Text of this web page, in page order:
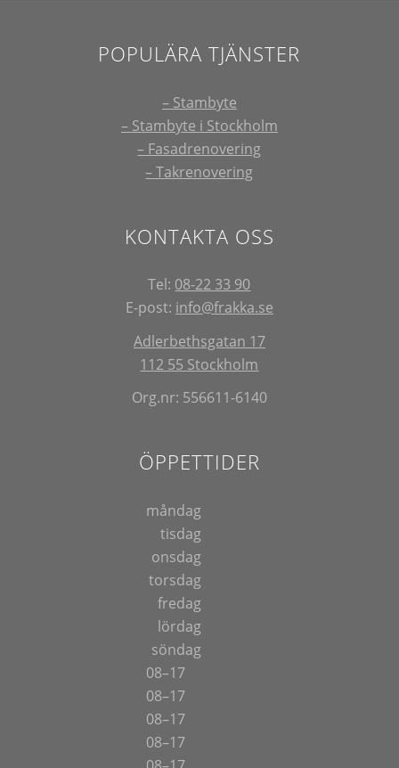
POPULÄRA TJÄNSTER
– Stambyte
– Stambyte i Stockholm
– Fasadrenovering
– Takrenovering
KONTAKTA OSS
Tel: 08-22 33 90
E-post: info@frakka.se
Adlerbethsgatan 17
112 55 Stockholm
Org.nr: 556611-6140
ÖPPETTIDER
måndag
tisdag
onsdag
torsdag
fredag
lördag
söndag
08–17
08–17
08–17
08–17